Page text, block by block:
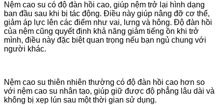
Nệm cao su có độ đàn hồi cao, giúp nệm trở lại hình dạng
ban đầu sau khi bị tác động. Điều này giúp nâng đỡ cơ thể,
giảm áp lực lên các điểm như vai, lưng và hông. Độ đàn hồi
của nệm cũng quyết định khả năng giảm tiếng ồn khi trở
mình, điều này đặc biệt quan trọng nếu bạn ngủ chung với
người khác.
Nệm cao su thiên nhiên thường có độ đàn hồi cao hơn so
với nệm cao su nhân tạo, giúp giữ được độ phẳng lâu dài và
không bị xẹp lún sau một thời gian sử dụng.